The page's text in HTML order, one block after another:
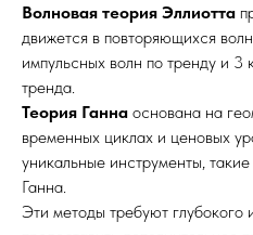
Волновая теория Эллиотта
движется в повторяющихся
импульсных волн по тренду и 3
тренда.
Теория Ганна основана на
временных циклах и ценовых
уникальные инструменты,
Ганна.
Эти методы требуют глубокого